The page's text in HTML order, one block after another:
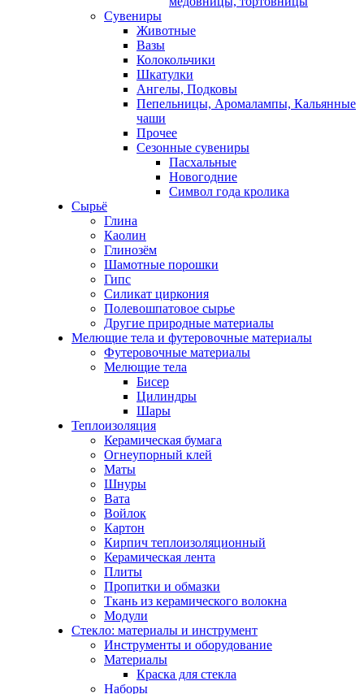
Сувениры
Животные
Вазы
Колокольчики
Шкатулки
Ангелы, Подковы
Пепельницы, Аромалампы, Кальянные
чаши
Прочее
Сезонные сувениры
Пасхальные
Новогодние
Символ года кролика
Сырьё
Глина
Каолин
Глинозём
Шамотные порошки
Гипс
Силикат циркония
Полевошпатовое сырье
Другие природные материалы
Мелющие тела и футеровочные материалы
Футеровочные материалы
Мелющие тела
Бисер
Цилиндры
Шары
Теплоизоляция
Керамическая бумага
Огнеупорный клей
Маты
Шнуры
Вата
Войлок
Картон
Кирпич теплоизоляционный
Керамическая лента
Плиты
Пропитки и обмазки
Ткань из керамического волокна
Модули
Стекло: материалы и инструмент
Инструменты и оборудование
Материалы
Краска для стекла
Наборы